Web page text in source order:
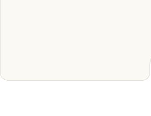
Lees artikel